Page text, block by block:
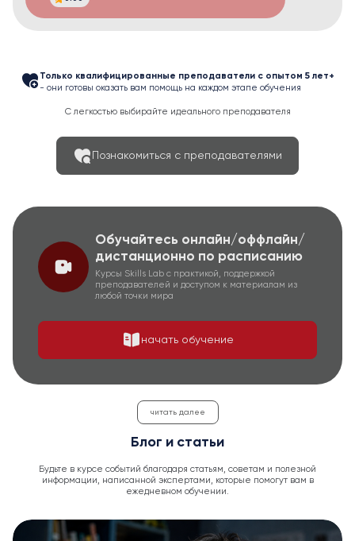
Только квалифицированные преподаватели с опытом 5 лет+
- они готовы оказать вам помощь на каждом этапе обучения
С легкостью выбирайте идеального преподавателя
Познакомиться с преподавателями
Обучайтесь онлайн/оффлайн/
дистанционно по расписанию
Курсы Skills Lab с практикой, поддержкой
преподавателей и доступом к материалам из
любой точки мира
начать обучение
читать далее
Блог и статьи
Будьте в курсе событий благодаря статьям, советам и полезной
информации, написанной экспертами, которые помогут вам в
ежедневном обучении.